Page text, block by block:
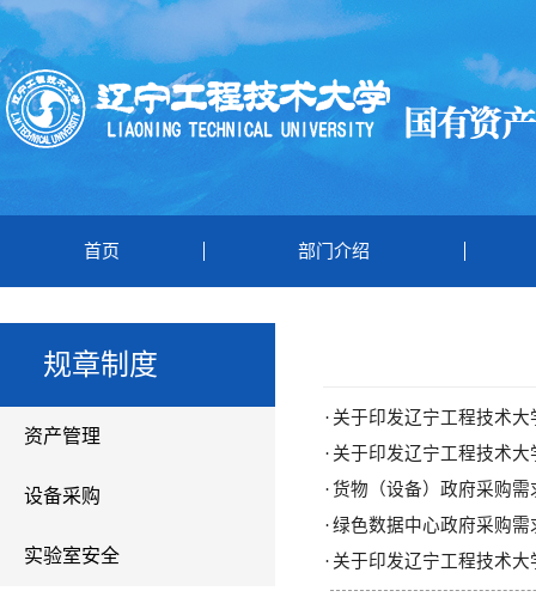
首页 部门介绍
规章制度
资产管理
设备采购
实验室安全
· 关于印发辽宁工程技术
· 关于印发辽宁工程技术
·货物（设备）政府采购需
·绿色数据中心政府采购需
· 关于印发辽宁工程技术